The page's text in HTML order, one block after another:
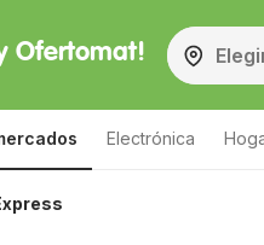
Ofertomat!
Electrónica